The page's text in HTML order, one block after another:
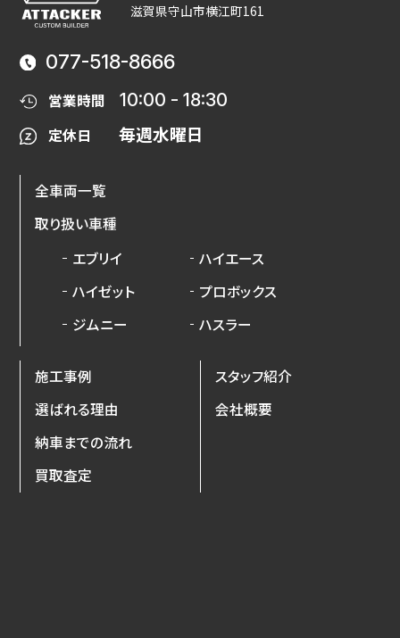
滋賀県守山市横江町161
077-518-8666
営業時間 10:00 - 18:30
定休日 毎週水曜日
全車両一覧
取り扱い車種
エブリイ
ハイエース
ハイゼット
プロボックス
ジムニー
ハスラー
施工事例
選ばれる理由
納車までの流れ
買取査定
スタッフ紹介
会社概要